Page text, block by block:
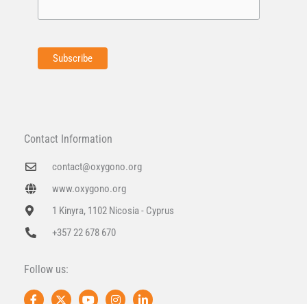
Contact Information
contact@oxygono.org
www.oxygono.org
1 Kinyra, 1102 Nicosia - Cyprus
+357 22 678 670
Follow us:
F
X
Y
I
L